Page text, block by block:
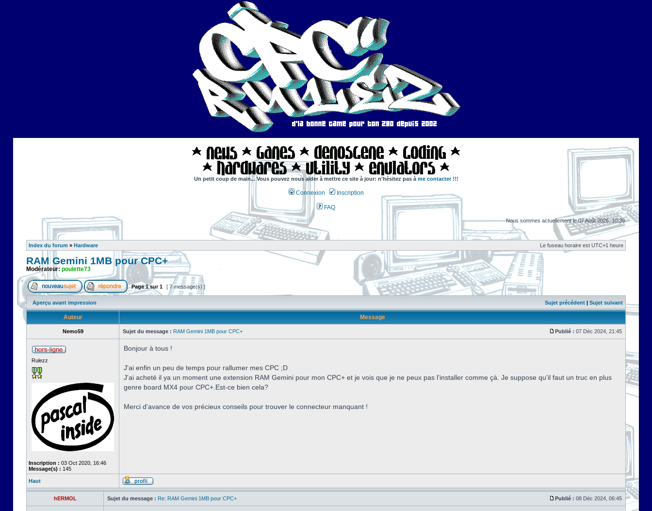
Un petit coup de main... Vous pouvez nous aider à mettre ce site à jour: n'hésitez pas à me contacter !!!
Connexion Inscription
FAQ
Nous sommes actuellement le 07 Août 2026, 10:39
Index du forum » Hardware Le fuseau horaire est UTC+1 heure
RAM Gemini 1MB pour CPC+
Modérateur: poulette73
Page1sur1 [ 7 message(s) ]
Aperçu avant impression Sujet précédent | Sujet suivant
Auteur Message
Nemo59 Sujet du message : RAM Gemini 1MB pour CPC+ Publié : 07 Déc 2024, 21:45
Rulezz
Inscription : 03 Oct 2020, 16:46
Message(s) : 145
Bonjour à tous !
J'ai enfin un peu de temps pour rallumer mes CPC ;D
J'ai acheté il ya un moment une extension RAM Gemini pour mon CPC+ et je vois que je ne peux pas l'installer comme çà. Je suppose qu'il faut un truc en plus
genre board MX4 pour CPC+.Est-ce bien cela?
Merci d'avance de vos précieux conseils pour trouver le connecteur manquant !
Haut
hERMOL Sujet du message : Re: RAM Gemini 1MB pour CPC+ Publié : 08 Déc 2024, 06:45